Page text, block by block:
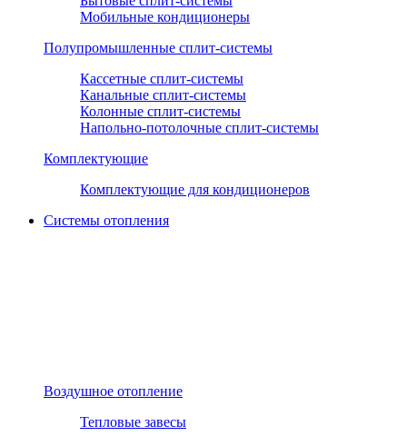
Мобильные кондиционеры
Полупромышленные сплит-системы
Кассетные сплит-системы
Канальные сплит-системы
Колонные сплит-системы
Напольно-потолочные сплит-системы
Комплектующие
Комплектующие для кондиционеров
Системы отопления
Воздушное отопление
Тепловые завесы